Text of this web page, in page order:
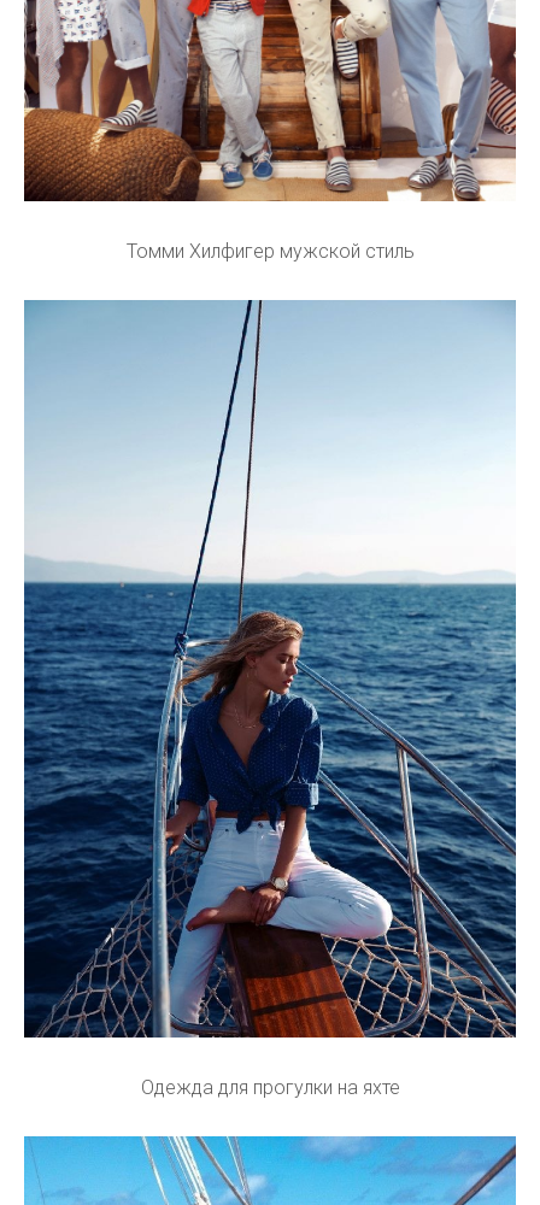
Томми Хилфигер мужской стиль
Одежда для прогулки на яхте